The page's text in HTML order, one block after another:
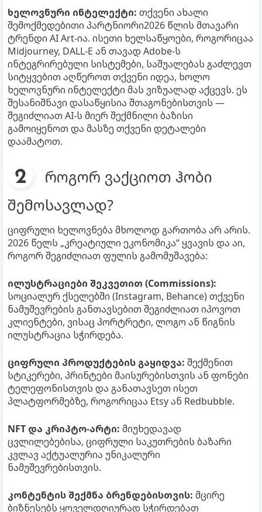
ხელოვნური ინტელექტი: თქვენი ახალი
შემოქმედებითი პარტნიორი2026 წლის მთავარი
ტრენდი AI Art-ია. ისეთი ხელსაწყოები, როგორიცაა
Midjourney, DALL-E ან თავად Adobe-ს
ინტეგრირებული სისტემები, საშუალებას გაძლევთ
სიტყვებით აღწეროთ თქვენი იდეა, ხოლო
ხელოვნური ინტელექტი მას ვიზუალად აქცევს. ეს
შესანიშნავი დასაწყისია შთაგონებისთვის —
შეგიძლიათ AI-ს მიერ შექმნილი ბაზისი
გამოიყენოთ და მასზე თქვენი დეტალები
დაამატოთ.
როგორ ვაქციოთ ჰობი
შემოსავლად?
ციფრული ხელოვნება მხოლოდ გართობა არ არის.
2026 წელს „კრეატიული ეკონომიკა“ ყვავის და აი,
როგორ შეგიძლიათ ფულის გამომუშავება:
ილუსტრაციები შეკვეთით (Commissions):
სოციალურ ქსელებში (Instagram, Behance) თქვენი
ნამუშევრების განთავსებით შეგიძლიათ იპოვოთ
კლიენტები, ვისაც პორტრეტი, ლოგო ან წიგნის
ილუსტრაცია სჭირდება.
ციფრული პროდუქტების გაყიდვა: შექმენით
სტიკერები, პრინტები მაისურებისთვის ან ფონები
ტელეფონისთვის და განათავსეთ ისეთ
პლატფორმებზე, როგორიცაა Etsy ან Redbubble.
NFT და კრიპტო-არტი: მიუხედავად
ცვლილებებისა, ციფრული საკუთრების ბაზარი
კვლავ აქტუალურია უნიკალური
ნამუშევრებისთვის.
კონტენტის შექმნა ბრენდებისთვის: მცირე
ბიზნესებს ყოველდღიურად სჭირდებათ